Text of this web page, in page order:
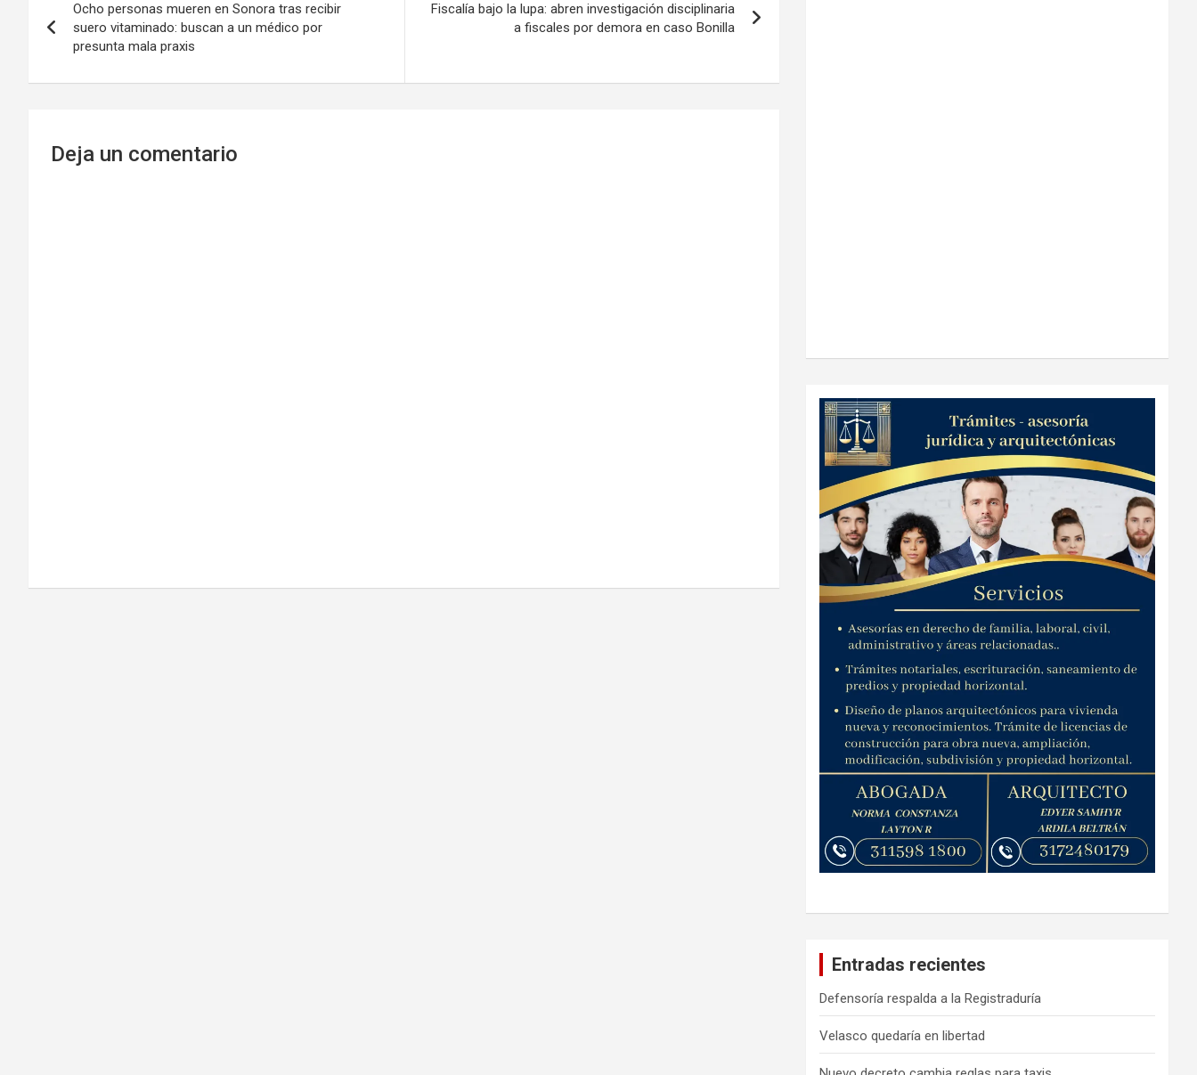
de
entradas
Ocho personas mueren en Sonora tras recibir
suero vitaminado: buscan a un médico por
presunta mala praxis
Fiscalía bajo la lupa: abren investigación disciplinaria
a fiscales por demora en caso Bonilla
Deja un comentario
Entradas recientes
Defensoría respalda a la Registraduría
Velasco quedaría en libertad